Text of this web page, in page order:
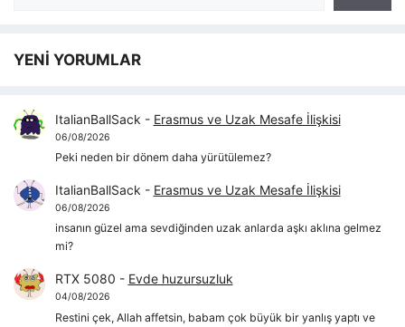
YENİ YORUMLAR
ItalianBallSack - Erasmus ve Uzak Mesafe İlişkisi
06/08/2026
Peki neden bir dönem daha yürütülemez?
ItalianBallSack - Erasmus ve Uzak Mesafe İlişkisi
06/08/2026
insanın güzel ama sevdiğinden uzak anlarda aşkı aklına gelmez
mi?
RTX 5080 - Evde huzursuzluk
04/08/2026
Restini çek, Allah affetsin, babam çok büyük bir yanlış yaptı ve